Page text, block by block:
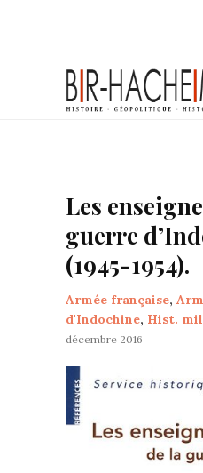
Les
guerre
(1945-1954).
Armée française,
d'Indochine, Hist.
décembre 2016